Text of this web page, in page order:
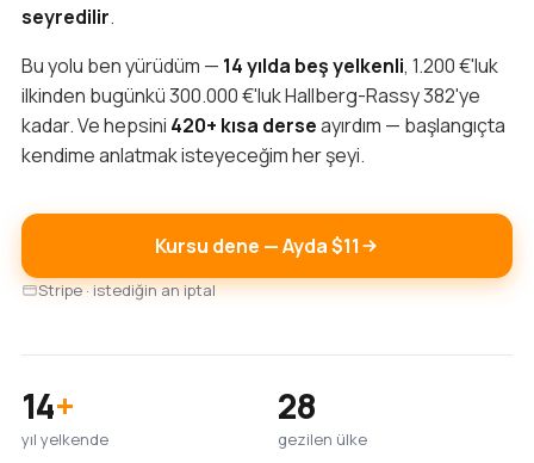
seyredilir.
Bu yolu ben yürüdüm — 14 yılda beş yelkenli, 1.200 €'luk
ilkinden bugünkü 300.000 €'luk Hallberg-Rassy 382'ye
kadar. Ve hepsini 420+ kısa derseayırdım — başlangıçta
kendime anlatmak isteyeceğim her şeyi.
Kursu dene — Ayda $11
Stripe · istediğin an iptal
14+
yıl yelkende
28
gezilen ülke